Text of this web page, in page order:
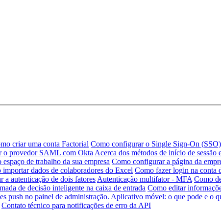
criar uma conta Factorial Como configurar o Single Sign-On (SSO)
o provedor SAML com Okta Acerca dos métodos de início de sessão
de trabalho da sua empresa Como configurar a página da
importar dados de colaboradores do Excel Como fazer login na conta
a autenticação de dois fatores Autenticação multifator - MFA Como
de decisão inteligente na caixa de entrada Como editar
push no painel de administração. Aplicativo móvel: o que pode e o
Contato técnico para notificações de erro da API